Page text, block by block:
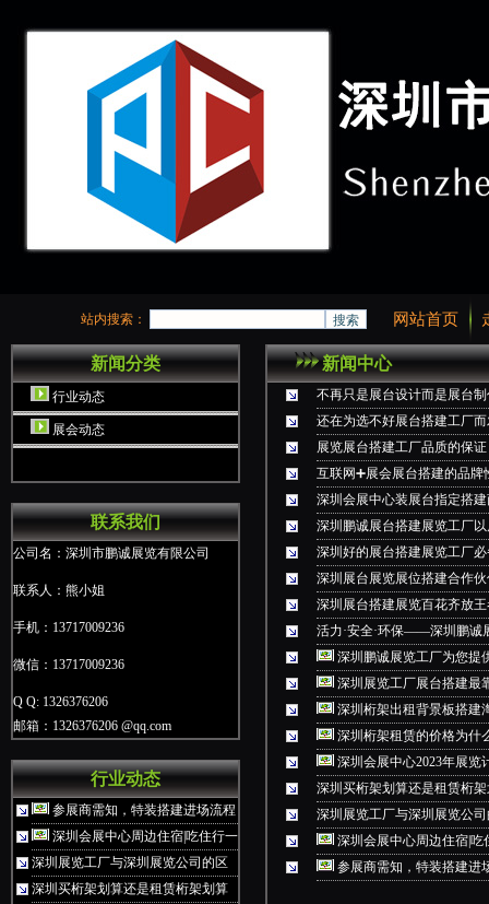
站内搜索： 网站首页
新闻分类
行业动态
展会动态
联系我们
公司名：深圳市鹏诚展览有限公司
联系人：熊小姐
手机：13717009236
微信：13717009236
Q Q: 1326376206
邮箱：1326376206 @qq.com
行业动态
参展商需知，特装搭建进场流程
深圳会展中心周边住宿|吃住行一
深圳展览工厂与深圳展览公司的区
深圳买桁架划算还是租赁桁架划算
新闻中心
不再只是展台设计而是展台
还在为选不好展台搭建工厂
展览展台搭建工厂品质的保
互联网➕展会展台搭建的品牌
深圳会展中心装展台指定搭
深圳鹏诚展台搭建展览工厂
深圳好的展台搭建展览工厂
深圳展台展览展位搭建合作
深圳展台搭建展览百花齐放
活力·安全·环保——深圳鹏诚
深圳鹏诚展览工厂为您提
深圳展览工厂展台搭建最
深圳桁架出租背景板搭建
深圳桁架租赁的价格为什
深圳会展中心2023年展览
深圳买桁架划算还是租赁桁
深圳展览工厂与深圳展览公
深圳会展中心周边住宿|吃
参展商需知，特装搭建进